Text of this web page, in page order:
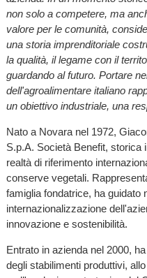
non solo a competere, ma
valore per le comunità,
una storia imprenditoriale
la qualità, il legame con il
guardando al futuro. Portare
dell'agroalimentare italiano
un obiettivo industriale, una
Nato a Novara nel 1972,
S.p.A. Società Benefit, storica
realtà di riferimento
conserve vegetali.
famiglia fondatrice, ha guidato
internazionalizzazione
innovazione e sostenibilità.
Entrato in azienda nel 2000,
degli stabilimenti produttivi,